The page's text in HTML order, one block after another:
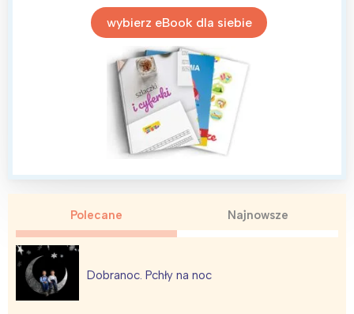
wybierz eBook dla siebie
Polecane Najnowsze
Dobranoc. Pchły na noc